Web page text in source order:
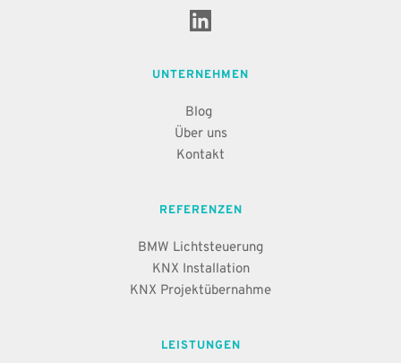
LEISTUNGEN
REFERENZEN
BMW Lichtsteuerung
KNX Installation
KNX Projektübernahme
UNTERNEHMEN
Blog
Über uns
Kontakt